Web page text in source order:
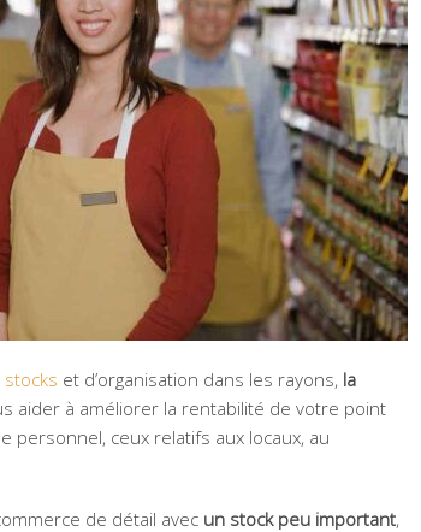
et d’organisation dans les rayons, la
aider à améliorer la rentabilité de votre point
personnel, ceux relatifs aux locaux, au
de détail avec un stock peu important,